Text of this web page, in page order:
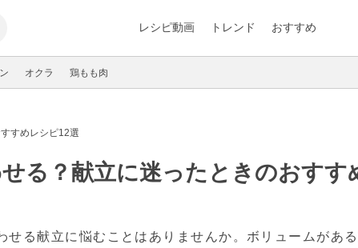
レシピ動画 トレンド おすすめ
オクラ 鶏もも肉
すめレシピ12選
る？献立に迷ったときのおすす
せる献立に悩むことはありませんか。ボリュームがあ